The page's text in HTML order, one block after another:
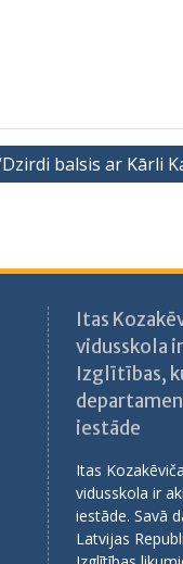
balsis ar Kārli
Itas
vidusskola
Izglītības,
iestāde
Itas
vidusskola ir
iestāde. Savā
Latvijas